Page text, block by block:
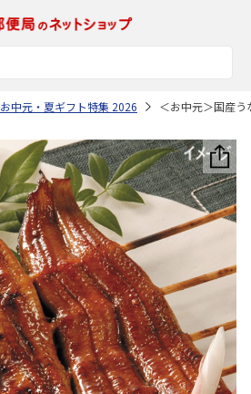
お中元・夏ギフト特集 2026 ＜お中元＞国産